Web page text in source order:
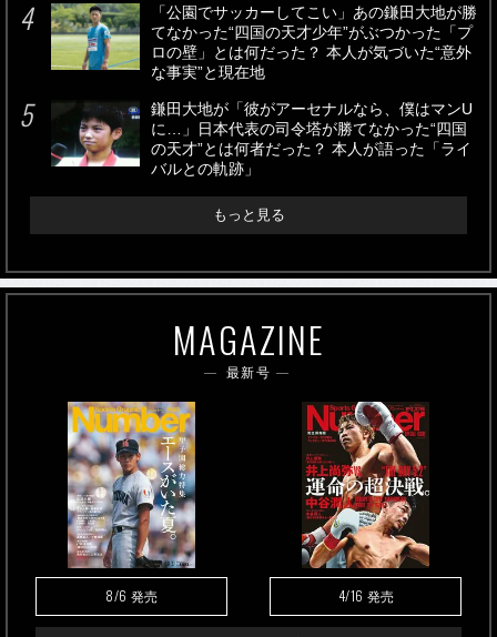
「公園でサッカーしてこい」あの鎌田大地が勝
てなかった“四国の天才少年”がぶつかった「プ
ロの壁」とは何だった？ 本人が気づいた“意外
な事実”と現在地
鎌田大地が「彼がアーセナルなら、僕はマンU
に…」日本代表の司令塔が勝てなかった“四国
の天才”とは何者だった？ 本人が語った「ライ
バルとの軌跡」
もっと見る
MAGAZINE
最新号
8/6 発売 4/16 発売